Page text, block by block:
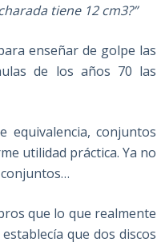
tiene 12 cm3?”
enseñar de golpe las
de los años 70 las
equivalencia, conjuntos
utilidad práctica. Ya no
que lo que realmente
que dos discos